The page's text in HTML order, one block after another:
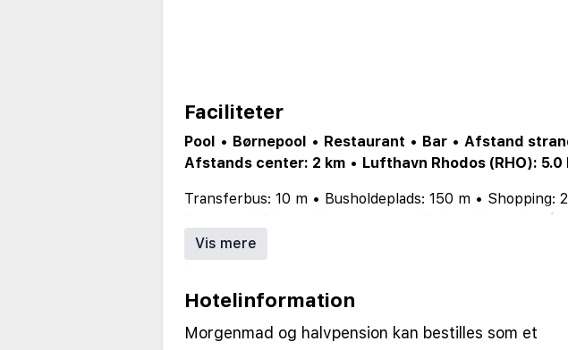
Faciliteter
Pool • Børnepool • Restaurant • Bar • Afstand
Afstands center: 2 km • Lufthavn Rhodos (RHO): 5.0
Transferbus: 10 m • Busholdeplads: 150 m • Shopping:
Reception
Officiel kategori: B
Elektricitet: 220
Gratis WiFi i værelserne/lejlighederne
Forstyrrelser: Flystøj
Vis mere
Hotelinformation
Morgenmad og halvpension kan bestilles som et